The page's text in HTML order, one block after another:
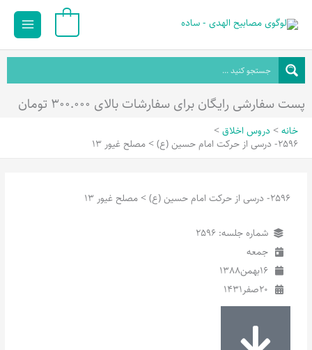
محتوا
Main
پست سفارشی رایگان برای سفارشات بالای ۳۰۰.۰۰۰ تومان
خانه
دروس اخلاق
2596- درسی از حرکت امام حسین (ع) > مصلح غیور 13
2596- درسی از حرکت امام حسین (ع) > مصلح غیور 13
شماره جلسه: 2596
جمعه
16بهمن1388
20صفر1431